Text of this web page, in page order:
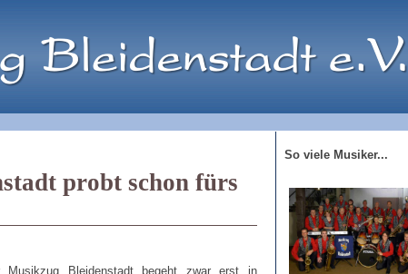
probt schon fürs
Musikzug Bleidenstadt begeht zwar erst in
So viele Musiker...